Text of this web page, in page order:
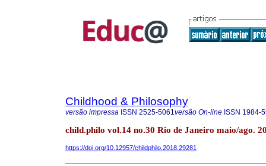
Childhood & Philosophy
versão impressa ISSN 2525-5061versão On-line ISSN 1984-
child.philo vol.14 no.30 Rio de Janeiro maio/ago.
https://doi.org/10.12957/childphilo.2018.29281